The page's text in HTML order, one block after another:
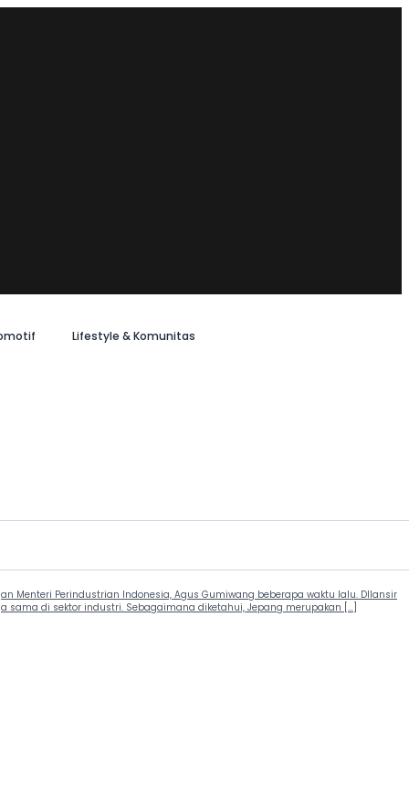
Lifestyle & Komunitas
Menteri Perindustrian Indonesia, Agus Gumiwang beberapa waktu lalu. DIlansir
di sektor industri. Sebagaimana diketahui, Jepang merupakan […]